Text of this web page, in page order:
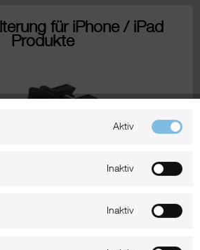
für iPhone / iPad
Produkte
Aktiv
Inaktiv
Inaktiv